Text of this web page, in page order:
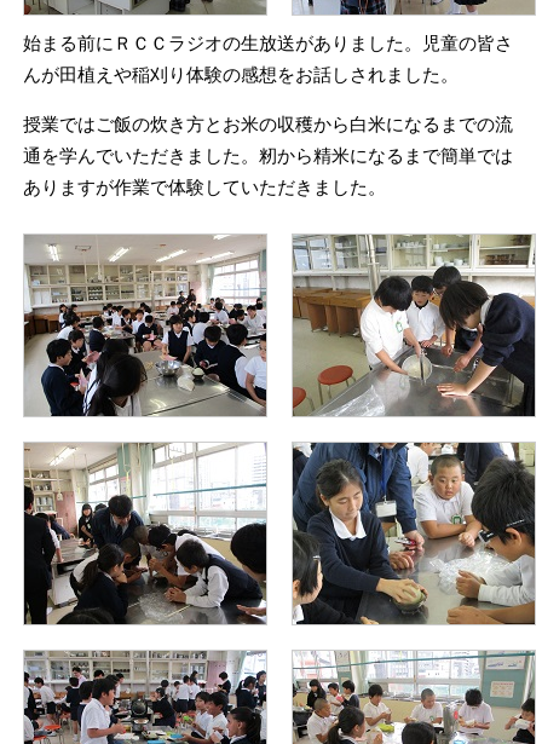
始まる前にＲＣＣラジオの生放送がありました。児童の皆さ
んが田植えや稲刈り体験の感想をお話しされました。
授業ではご飯の炊き方とお米の収穫から白米になるまでの流
通を学んでいただきました。籾から精米になるまで簡単では
ありますが作業で体験していただきました。